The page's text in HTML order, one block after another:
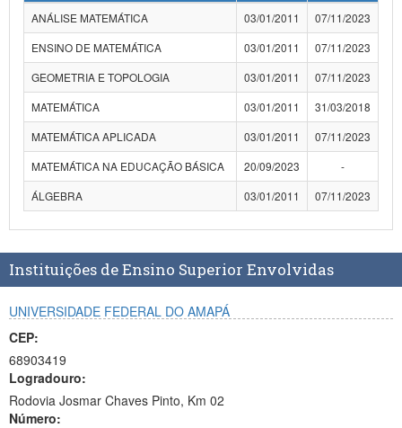
ANÁLISE MATEMÁTICA
03/01/2011
07/11/2023
ENSINO DE MATEMÁTICA
03/01/2011
07/11/2023
GEOMETRIA E TOPOLOGIA
03/01/2011
07/11/2023
MATEMÁTICA
03/01/2011
31/03/2018
MATEMÁTICA APLICADA
03/01/2011
07/11/2023
MATEMÁTICA NA EDUCAÇÃO BÁSICA
20/09/2023
-
ÁLGEBRA
03/01/2011 07/11/2023
Instituições de Ensino Superior Envolvidas
UNIVERSIDADE FEDERAL DO AMAPÁ
CEP:
68903419
Logradouro:
Rodovia Josmar Chaves Pinto, Km 02
Número: